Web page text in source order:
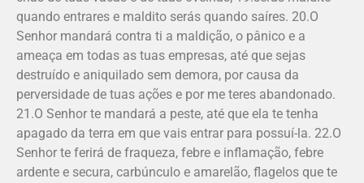
quando entrares e maldito serás quando saíres. 20.O
Senhor mandará contra ti a maldição, o pânico e a
ameaça em todas as tuas empresas, até que sejas
destruído e aniquilado sem demora, por causa da
perversidade de tuas ações e por me teres abandonado.
21.O Senhor te mandará a peste, até que ela te tenha
apagado da terra em que vais entrar para possuí-la. 22.O
Senhor te ferirá de fraqueza, febre e inflamação, febre
ardente e secura, carbúnculo e amarelão, flagelos que te